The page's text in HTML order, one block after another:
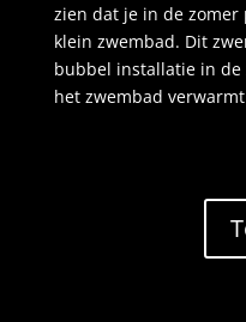
zien dat je in de zomer
klein zwembad. Dit
bubbel installatie in
het zwembad